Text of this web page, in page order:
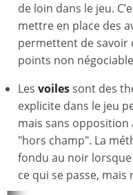
de loin dans le jeu.
mettre en place des
permettent de savoir
points non
Les voilessont des
explicite dans le jeu
mais sans opposition
"hors champ". La
fondu au noir lorsque
ce qui se passe, mais